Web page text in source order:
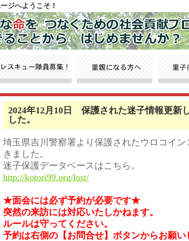
ジへようこそ！
2024年12月10日 保護された迷子情報更新
した。
埼玉県吉川警察署より保護されたウロコイン
きました。
迷子保護データベースはこちら。
http://kotori99.org/lost/
★面会には必ず予約が必要です★
突然の来訪には対応いたしかねます。
ルールは守ってください。
予約は右側の【お問合せ】ボタンからお願い